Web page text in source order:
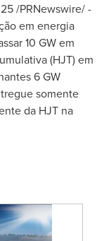
/PRNewswire/ -
em energia
10 GW em
(HJT) em
6 GW
somente
da HJT na